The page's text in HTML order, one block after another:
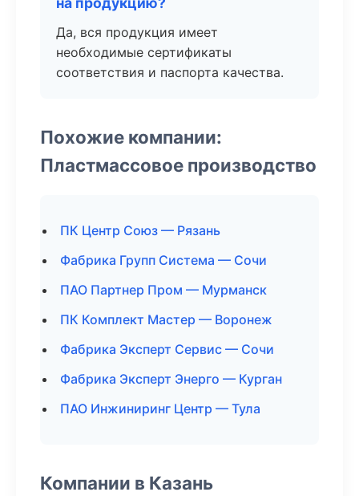
Да, вся продукция имеет
необходимые сертификаты
соответствия и паспорта качества.
Похожие компании:
Пластмассовое производство
ПК Центр Союз — Рязань
Фабрика Групп Система — Сочи
ПАО Партнер Пром — Мурманск
ПК Комплект Мастер — Воронеж
Фабрика Эксперт Сервис — Сочи
Фабрика Эксперт Энерго — Курган
ПАО Инжиниринг Центр — Тула
Компании в Казань